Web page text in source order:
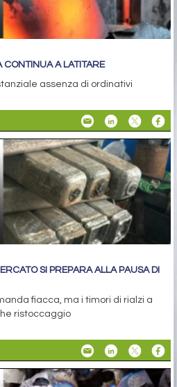
CONTINUA A LATITARE
assenza di ordinativi
SI PREPARA ALLA PAUSA DI
fiacca, ma i timori di rialzi a
ristoccaggio